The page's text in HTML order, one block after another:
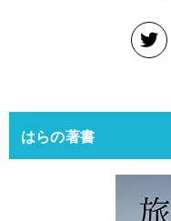
はらの著書